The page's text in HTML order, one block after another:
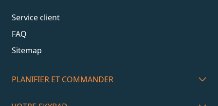
Service client
FAQ
Sitemap
PLANIFIER ET COMMANDER